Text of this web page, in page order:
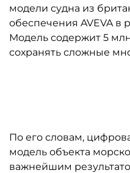
модели судна из
обеспечения AVEVA в
Модель содержит 5
сохранять сложные
По его словам,
модель объекта
важнейшим